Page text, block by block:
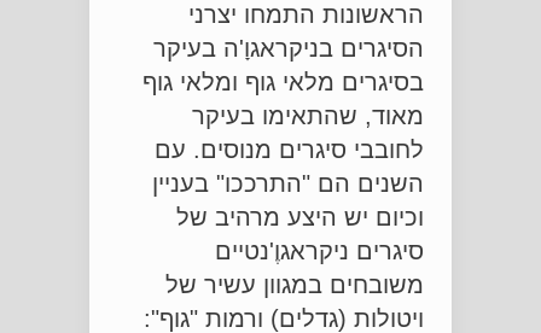
הראשונות התמחו יצרני
הסיגרים בניקראגוָ'ה בעיקר
בסיגרים מלאי גוף ומלאי גוף
מאוד, שהתאימו בעיקר
לחובבי סיגרים מנוסים. עם
השנים הם "התרככו" בעניין
וכיום יש היצע מרהיב של
סיגרים ניקראגוֶ'נטיים
משובחים במגוון עשיר של
ויטולות (גדלים) ורמות "גוף":